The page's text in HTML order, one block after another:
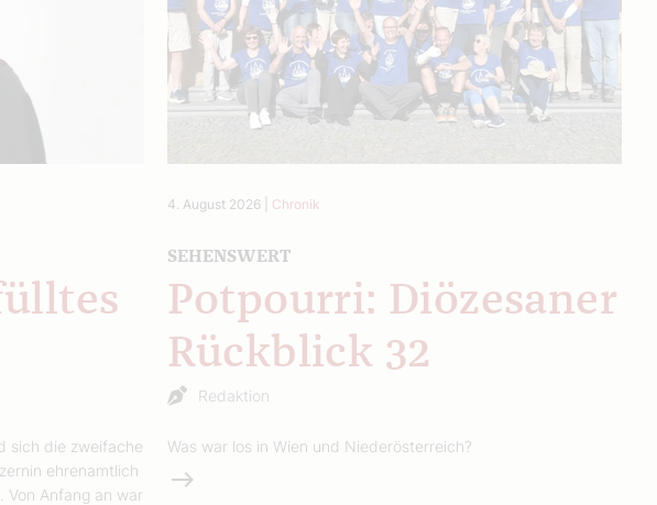
sich die zweifache
ehrenamtlich
Von Anfang an war
4. August 2026 Chronik
SEHENSWERT
Potpourri: Diözesaner
Rückblick 32
Redaktion
Was war los in Wien und Niederösterreich?
Weiterlesen